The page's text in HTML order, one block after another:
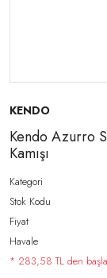
KENDO
Kendo Azurro
Kamışı
Kategori
Stok Kodu
Fiyat
Havale
* 283,58 TL den